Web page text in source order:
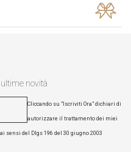
novità
Cliccando su "Iscriviti Ora" dichiari di
autorizzare il trattamento dei miei
sensi del Dlgs 196 del 30 giugno 2003